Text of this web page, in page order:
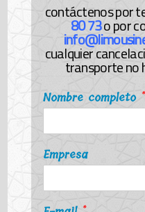
contáctenos por
80 73o por
cualquier
transporte no
Nombre completo *
Empresa